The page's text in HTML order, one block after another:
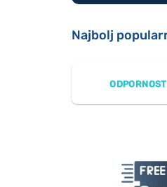
Najbolj
ODPORNOST